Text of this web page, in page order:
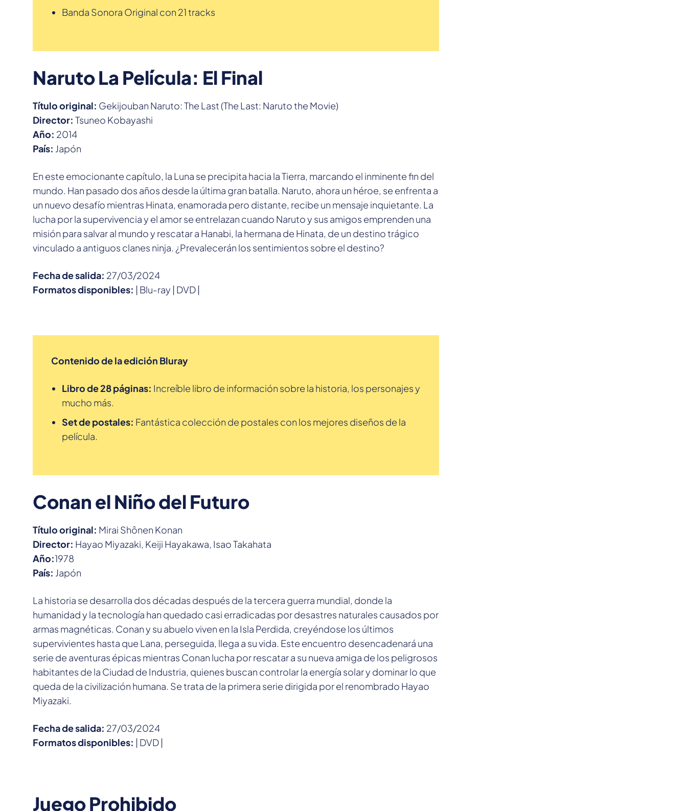
Banda Sonora Original con 21 tracks
Naruto La Película: El Final
Título original: Gekijouban Naruto: The Last (The Last: Naruto the Movie)
Director: Tsuneo Kobayashi
Año: 2014
País: Japón
En este emocionante capítulo, la Luna se precipita hacia la Tierra, marcando el inminente fin del
mundo. Han pasado dos años desde la última gran batalla. Naruto, ahora un héroe, se enfrenta a
un nuevo desafío mientras Hinata, enamorada pero distante, recibe un mensaje inquietante. La
lucha por la supervivencia y el amor se entrelazan cuando Naruto y sus amigos emprenden una
misión para salvar al mundo y rescatar a Hanabi, la hermana de Hinata, de un destino trágico
vinculado a antiguos clanes ninja. ¿Prevalecerán los sentimientos sobre el destino?
Fecha de salida: 27/03/2024
Formatos disponibles: | Blu-ray | DVD |
Contenido de la edición Bluray
Libro de 28 páginas: Increíble libro de información sobre la historia, los personajes y
mucho más.
Set de postales: Fantástica colección de postales con los mejores diseños de la
película.
Conan el Niño del Futuro
Título original: Mirai Shônen Konan
Director: Hayao Miyazaki, Keiji Hayakawa, Isao Takahata
Año:1978
País: Japón
La historia se desarrolla dos décadas después de la tercera guerra mundial, donde la
humanidad y la tecnología han quedado casi erradicadas por desastres naturales causados por
armas magnéticas. Conan y su abuelo viven en la Isla Perdida, creyéndose los últimos
supervivientes hasta que Lana, perseguida, llega a su vida. Este encuentro desencadenará una
serie de aventuras épicas mientras Conan lucha por rescatar a su nueva amiga de los peligrosos
habitantes de la Ciudad de Industria, quienes buscan controlar la energía solar y dominar lo que
queda de la civilización humana. Se trata de la primera serie dirigida por el renombrado Hayao
Miyazaki.
Fecha de salida: 27/03/2024
Formatos disponibles: | DVD |
Juego Prohibido